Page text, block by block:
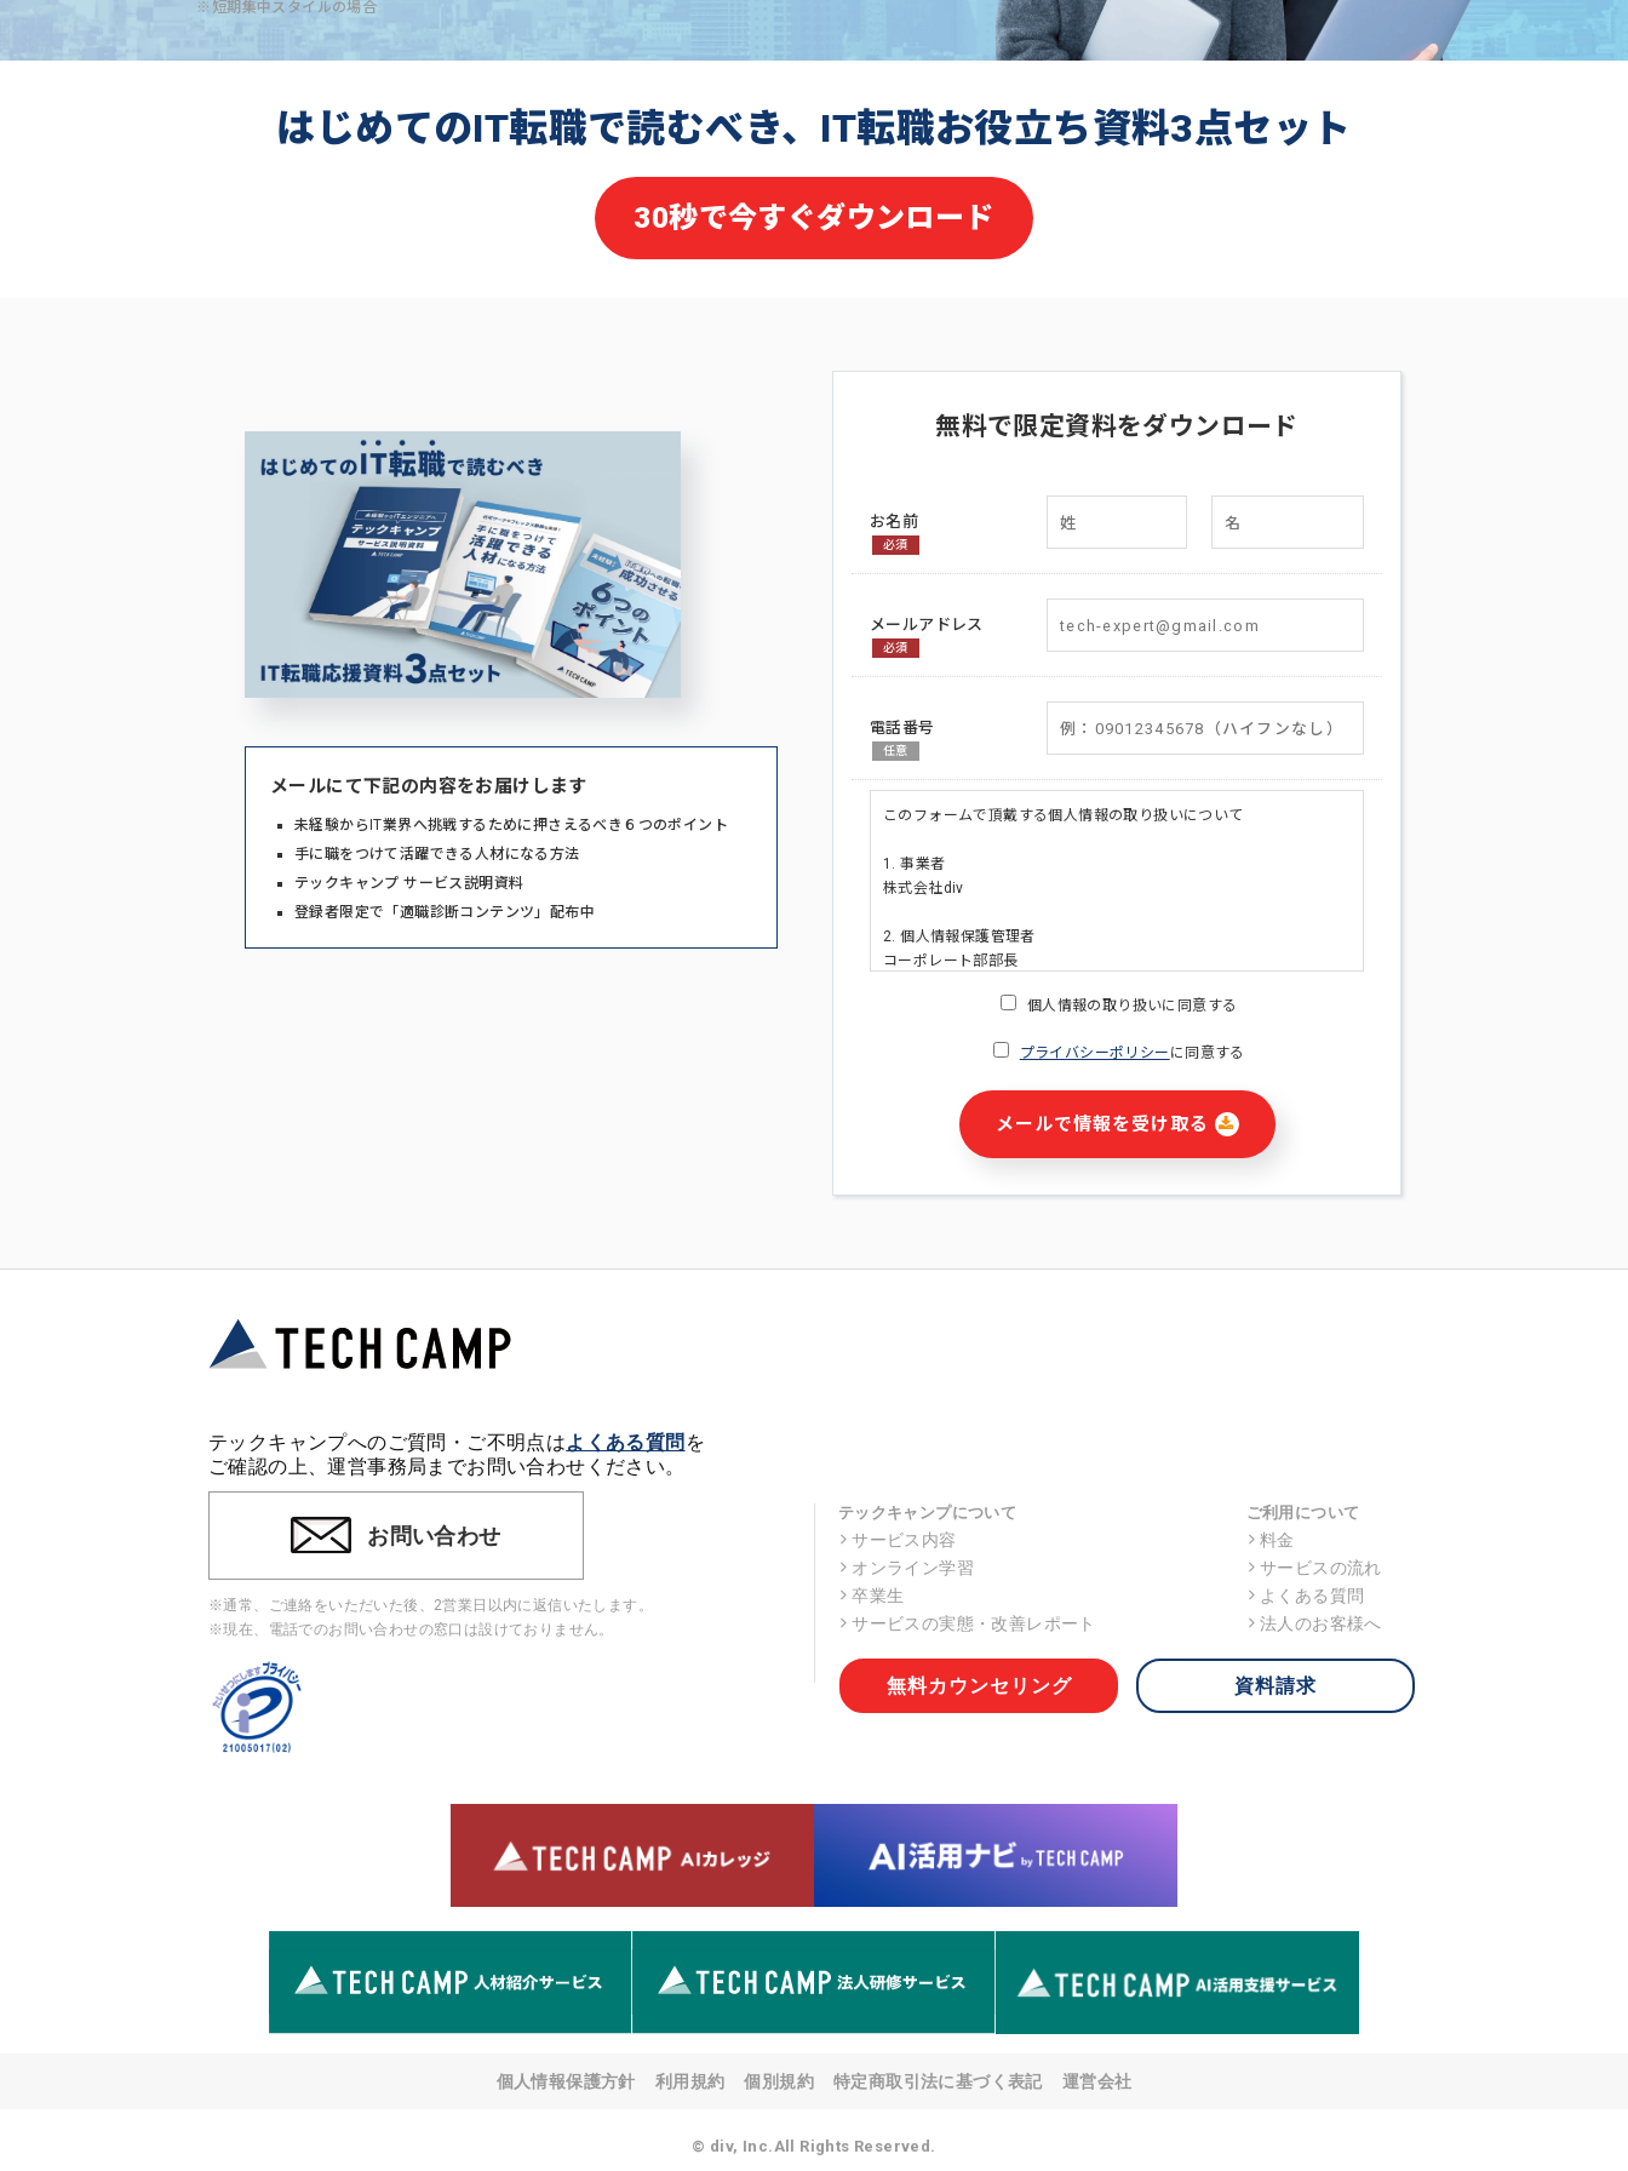
※短期集中スタイルの場合
はじめてのIT転職で読むべき、IT転職お役立ち資料3点セット
30秒で今すぐダウンロード
メールにて下記の内容をお届けします
未経験からIT業界へ挑戦するために押さえるべき６つのポイント
手に職をつけて活躍できる人材になる方法
テックキャンプ サービス説明資料
登録者限定で「適職診断コンテンツ」配布中
無料で限定資料をダウンロード
お名前
必須
メールアドレス
必須
電話番号
任意
このフォームで頂戴する個人情報の取り扱いについて
1. 事業者
株式会社div
2. 個人情報保護管理者
コーポレート部部長
・ご請求された資料の送付のため
・本サービス及び本サービスに関連する情報(当社及び第三者のサー
ビス又は商品等の広告配信・宣伝を含みますが、それらに限定されま
せん)の提供又はそれらに関する連絡のため
5. 個人情報取扱いの委託
当社は事業運営上、前項利用目的の範囲に限って個人情報を外部に委
託することがあります。この場合、個人情報保護水準の高い委託先を
選定し、個人情報の適正管理・機密保持についての契約を交わし、適
6. 個人情報の開示等の請求 ご本人様は、当社に対してご自身の個人
情報の開示等(利用目的の通知、開示、内容の訂正・追加・削除、利
す。ただし、申請が本人確認が不可能な場合や、個人情報保護法の定
す。 なお、アクセスログなどの個人情報以外の情報については、原則
【お問合せ窓口】
株式会社div 個人情報問合せ窓口
〒107-0052 東京都港区赤坂8-4-14 青山タワープレイス6階
メールアドレス:privacy_policy@di-v.co.jp
ご本人様が当社に個人情報を提供されるかどうかは任意によるもので
個人情報の取り扱いに同意する
プライバシーポリシー に同意する
メールで情報を受け取る
テックキャンプへのご質問・ご不明点はよくある質問 を
ご確認の上、運営事務局までお問い合わせください。
お問い合わせ
※通常、ご連絡をいただいた後、2営業日以内に返信いたします。
※現在、電話でのお問い合わせの窓口は設けておりません。
テックキャンプについて
サービス内容
オンライン学習
卒業生
サービスの実態・改善レポート
ご利用について
料金
サービスの流れ
よくある質問
法人のお客様へ
無料カウンセリング 資料請求
個人情報保護方針 利用規約 個別規約 特定商取引法に基づく表記 運営会社
© div, Inc.All Rights Reserved.